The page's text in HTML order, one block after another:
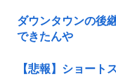
ダウンタウンの後
できたんや
【悲報】ショート